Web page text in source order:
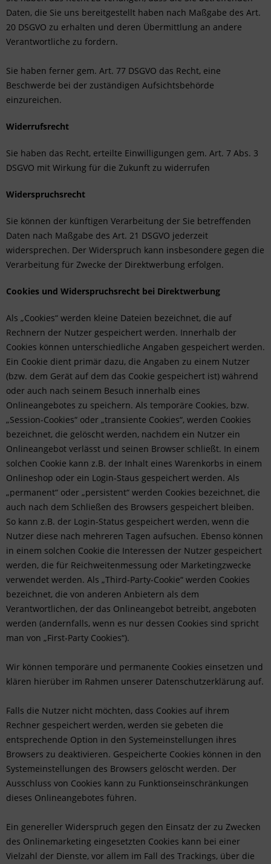
Daten, die Sie uns bereitgestellt haben nach Maßgabe des Art.
20 DSGVO zu erhalten und deren Übermittlung an andere
Verantwortliche zu fordern.
Sie haben ferner gem. Art. 77 DSGVO das Recht, eine
Beschwerde bei der zuständigen Aufsichtsbehörde
einzureichen.
Widerrufsrecht
Sie haben das Recht, erteilte Einwilligungen gem. Art. 7 Abs. 3
DSGVO mit Wirkung für die Zukunft zu widerrufen
Widerspruchsrecht
Sie können der künftigen Verarbeitung der Sie betreffenden
Daten nach Maßgabe des Art. 21 DSGVO jederzeit
widersprechen. Der Widerspruch kann insbesondere gegen die
Verarbeitung für Zwecke der Direktwerbung erfolgen.
Cookies und Widerspruchsrecht bei Direktwerbung
Als „Cookies“ werden kleine Dateien bezeichnet, die auf
Rechnern der Nutzer gespeichert werden. Innerhalb der
Cookies können unterschiedliche Angaben gespeichert werden.
Ein Cookie dient primär dazu, die Angaben zu einem Nutzer
(bzw. dem Gerät auf dem das Cookie gespeichert ist) während
oder auch nach seinem Besuch innerhalb eines
Onlineangebotes zu speichern. Als temporäre Cookies, bzw.
„Session-Cookies“ oder „transiente Cookies“, werden Cookies
bezeichnet, die gelöscht werden, nachdem ein Nutzer ein
Onlineangebot verlässt und seinen Browser schließt. In einem
solchen Cookie kann z.B. der Inhalt eines Warenkorbs in einem
Onlineshop oder ein Login-Staus gespeichert werden. Als
„permanent“ oder „persistent“ werden Cookies bezeichnet, die
auch nach dem Schließen des Browsers gespeichert bleiben.
So kann z.B. der Login-Status gespeichert werden, wenn die
Nutzer diese nach mehreren Tagen aufsuchen. Ebenso können
in einem solchen Cookie die Interessen der Nutzer gespeichert
werden, die für Reichweitenmessung oder Marketingzwecke
verwendet werden. Als „Third-Party-Cookie“ werden Cookies
bezeichnet, die von anderen Anbietern als dem
Verantwortlichen, der das Onlineangebot betreibt, angeboten
werden (andernfalls, wenn es nur dessen Cookies sind spricht
man von „First-Party Cookies“).
Wir können temporäre und permanente Cookies einsetzen und
klären hierüber im Rahmen unserer Datenschutzerklärung auf.
Falls die Nutzer nicht möchten, dass Cookies auf ihrem
Rechner gespeichert werden, werden sie gebeten die
entsprechende Option in den Systemeinstellungen ihres
Browsers zu deaktivieren. Gespeicherte Cookies können in den
Systemeinstellungen des Browsers gelöscht werden. Der
Ausschluss von Cookies kann zu Funktionseinschränkungen
dieses Onlineangebotes führen.
Ein genereller Widerspruch gegen den Einsatz der zu Zwecken
des Onlinemarketing eingesetzten Cookies kann bei einer
Vielzahl der Dienste, vor allem im Fall des Trackings, über die